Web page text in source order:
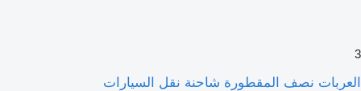
3
العربات نصف المقطورة شاحنة نقل السيارات